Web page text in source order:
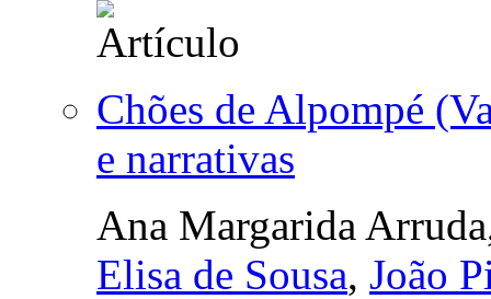
Chões de Alpompé
e narrativas
Ana Margarida
Elisa de Sousa, João